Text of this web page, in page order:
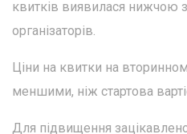
квитків виявилася нижчою
організаторів.
Ціни на квитки на
меншими, ніж стартова
Для підвищення